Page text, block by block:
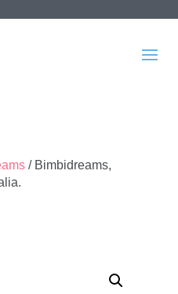
/ Bimbidreams,